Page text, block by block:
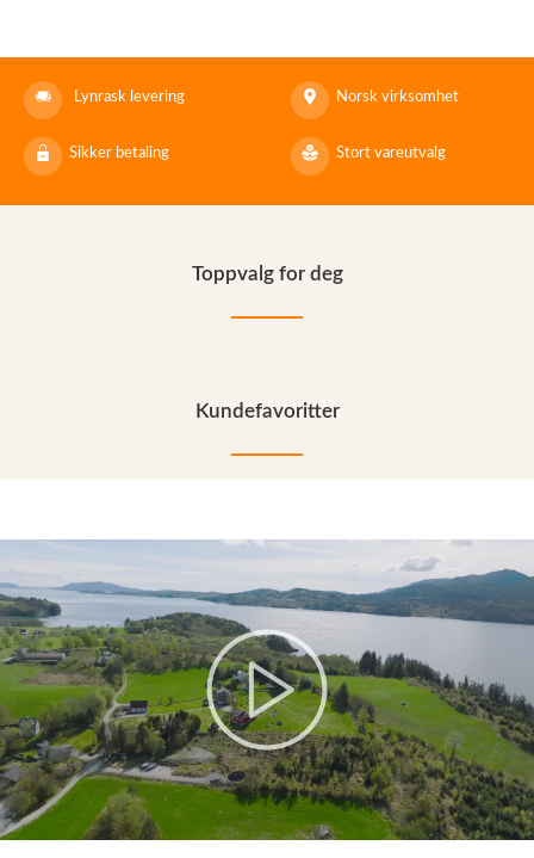
Lynrask levering Norsk virksomhet
Sikker betaling Stort vareutvalg
Toppvalg for deg
Kundefavoritter